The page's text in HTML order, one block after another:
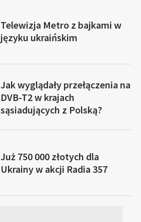
Telewizja Metro z bajkami w
języku ukraińskim
Jak wyglądały przełączenia na
DVB-T2 w krajach
sąsiadujących z Polską?
Już 750 000 złotych dla
Ukrainy w akcji Radia 357